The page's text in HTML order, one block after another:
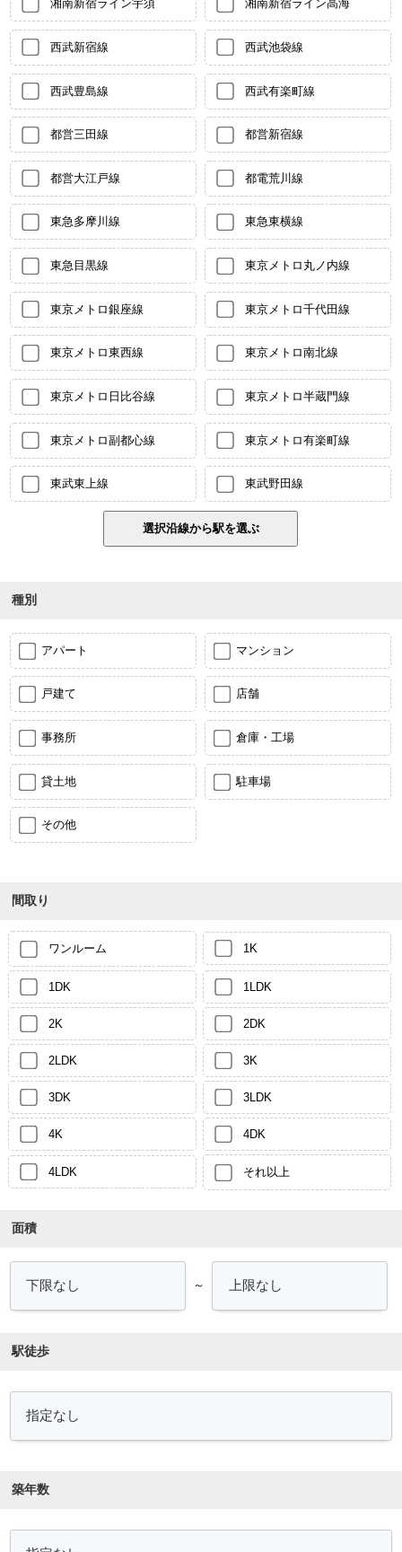
湘南新宿ライン宇須 湘南新宿ライン高海
西武新宿線 西武池袋線
西武豊島線 西武有楽町線
都営三田線 都営新宿線
都営大江戸線 都電荒川線
東急多摩川線 東急東横線
東急目黒線 東京メトロ丸ノ内線
東京メトロ銀座線 東京メトロ千代田線
東京メトロ東西線 東京メトロ南北線
東京メトロ日比谷線 東京メトロ半蔵門線
東京メトロ副都心線 東京メトロ有楽町線
東武東上線 東武野田線
種別
アパート マンション
戸建て 店舗
事務所 倉庫・工場
貸土地 駐車場
その他
間取り
ワンルーム 1K
1DK 1LDK
2K 2DK
2LDK 3K
3DK 3LDK
4K 4DK
4LDK それ以上
面積
～
駅徒歩
築年数